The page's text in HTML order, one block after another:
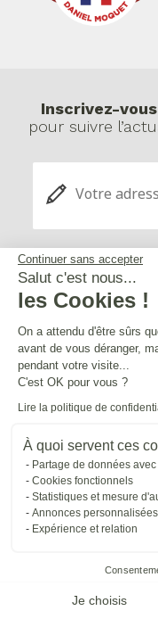
Continuer sans accepter
Salut c'est nous...
les Cookies !
On a attendu d'être sûrs
avant de vous déranger,
pendant votre visite...
C'est OK pour vous ?
Lire la politique de
À quoi servent ces
Partage de données
Cookies fonctionnels
Statistiques et mesure
Annonces personnalisées
Expérience et relation
Je choisis
Inscrivez-
pour suivre
Crédits